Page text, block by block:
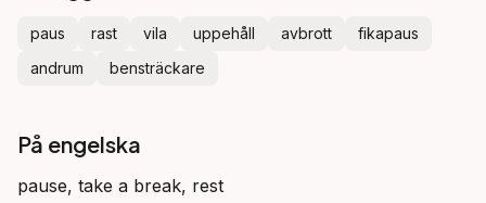
paus rast vila uppehåll avbrott
fikapaus
andrum
bensträckare
På engelska
pause, take a break, rest